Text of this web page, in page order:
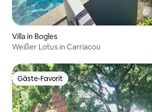
Villa in Bogles
Weißer Lotus in Carriacou
Gäste-Favorit
Gäste-Favorit